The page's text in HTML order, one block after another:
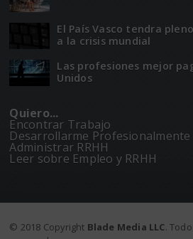
El Paí­­s Vasco tendra
a la crisis mundial
Las profesiones mejor
Unidos
Quiero...
Encontrar Trabajo
Desarrollarme Profesionalmente
Administrar RRHH
Leer sobre Empleo y RRHH
© 2018 Copyright Blade Media LLC.